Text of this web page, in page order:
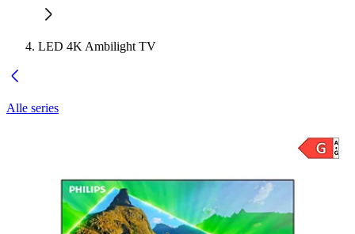
LED 4K Ambilight TV
Alle series